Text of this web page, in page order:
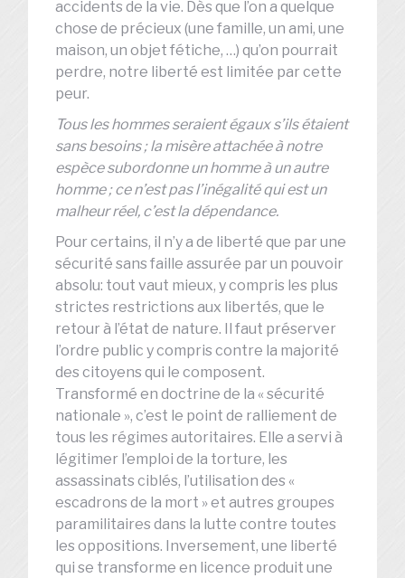
accidents de la vie. Dès que l’on a quelque
chose de précieux (une famille, un ami, une
maison, un objet fétiche, …) qu’on pourrait
perdre, notre liberté est limitée par cette
peur.
Tous les hommes seraient égaux s’ils étaient
sans besoins ; la misère attachée à notre
espèce subordonne un homme à un autre
homme ; ce n’est pas l’inégalité qui est un
malheur réel, c’est la dépendance.
Pour certains, il n’y a de liberté que par une
sécurité sans faille assurée par un pouvoir
absolu: tout vaut mieux, y compris les plus
strictes restrictions aux libertés, que le
retour à l’état de nature. Il faut préserver
l’ordre public y compris contre la majorité
des citoyens qui le composent.
Transformé en doctrine de la « sécurité
nationale », c’est le point de ralliement de
tous les régimes autoritaires. Elle a servi à
légitimer l’emploi de la torture, les
assassinats ciblés, l’utilisation des «
escadrons de la mort » et autres groupes
paramilitaires dans la lutte contre toutes
les oppositions. Inversement, une liberté
qui se transforme en licence produit une